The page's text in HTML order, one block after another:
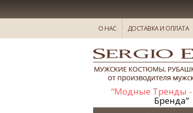
О НАС ДОСТАВКА И ОПЛАТА
“Модные Тренды -
Бренда”